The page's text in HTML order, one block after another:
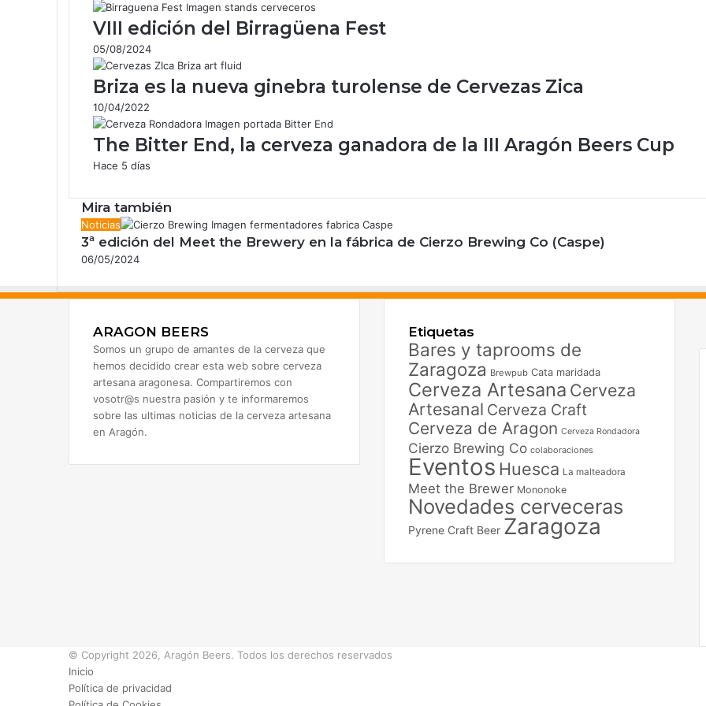
p
o
c
o
r
e
o
l
c
t
r
ó
VIII edición del Birragüena Fest
05/08/2024
Briza es la nueva ginebra turolense de Cervezas Zica
10/04/2022
The Bitter End, la cerveza ganadora de la III Aragón Beers Cup
Hace 5 días
Mira también
C
e
r
a
Noticias
3ª edición del Meet the Brewery en la fábrica de Cierzo Brewing Co (Caspe)
06/05/2024
ARAGON BEERS
Somos un grupo de amantes de la cerveza que
hemos decidido crear esta web sobre cerveza
artesana aragonesa. Compartiremos con
vosotr@s nuestra pasión y te informaremos
sobre las ultimas noticias de la cerveza artesana
en Aragón.
Etiquetas
Bares y taprooms de
Zaragoza Brewpub Cata maridada
Cerveza Artesana Cerveza
Artesanal Cerveza Craft
Cerveza de Aragon Cerveza Rondadora
Cierzo Brewing Co colaboraciones
Eventos Huesca La malteadora
Meet the Brewer Mononoke
Novedades cerveceras
Pyrene Craft Beer Zaragoza
© Copyright 2026, Aragón Beers. Todos los derechos reservados
Inicio
Política de privacidad